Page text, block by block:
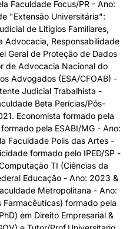
Faculdade Focus/PR - Ano:
"Extensão Universitária":
de Litígios Familiares,
Advocacia, Responsabilidade
Geral de Proteção de Dados
de Advocacia Nacional do
Advogados (ESA/CFOAB) -
Judicial Trabalhista -
Beta Perícias/Pós-
Economista formado pela
pela ESABI/MG - Ano:
Faculdade Polis das Artes -
formado pelo IPED/SP -
TI (Ciências da
Educação - Ano: 2023 &
Metropolitana - Ano:
formado pela
em Direito Empresarial &